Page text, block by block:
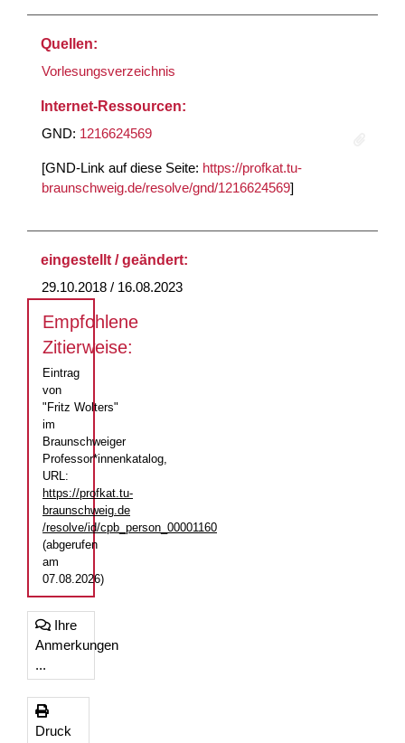
Quellen:
Vorlesungsverzeichnis
Internet-Ressourcen:
GND: 1216624569
[GND-Link auf diese Seite: https://profkat.tu-
braunschweig.de/resolve/gnd/1216624569]
eingestellt / geändert:
29.10.2018 / 16.08.2023
Empfohlene
Zitierweise:
Eintrag
von
"Fritz Wolters"
im
Braunschweiger
Professor*innenkatalog,
URL:
https://profkat.tu-
braunschweig.de
/resolve/id/cpb_person_00001160
(abgerufen
am
07.08.2026)
Ihre
Anmerkungen
...
Druck